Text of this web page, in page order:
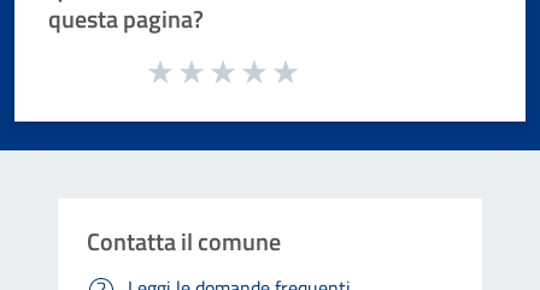
questa pagina?
Valuta da 1 a 5 stelle la pagina
Contatta il comune